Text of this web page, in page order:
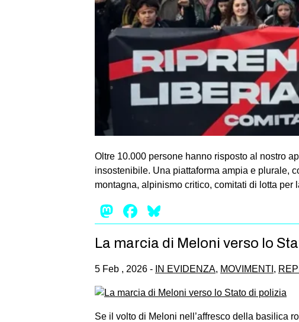
Oltre 10.000 persone hanno risposto al nostro
insostenibile. Una piattaforma ampia e plurale,
montagna, alpinismo critico, comitati di lotta
Mastodon
Facebook
La marcia di Meloni verso lo
5 Feb , 2026 - IN EVIDENZA, MOVIMENTI ,
Se il volto di Meloni nell’affresco della basilica